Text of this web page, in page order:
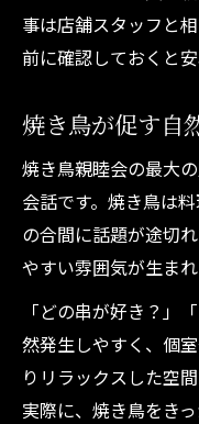
事は店舗スタッフと
前に確認しておくと安
焼き鳥が促す自
焼き鳥親睦会の最大
会話です。焼き鳥は
の合間に話題が途切
やすい雰囲気が生まれ
「どの串が好き？」
然発生しやすく、個
りリラックスした空
実際に、焼き鳥をき